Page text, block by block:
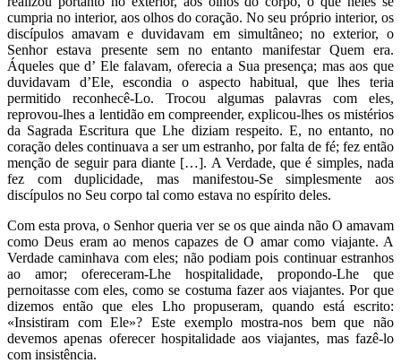
cumpria no interior, aos olhos do coração. No seu próprio interior, os
discípulos amavam e duvidavam em simultâneo; no exterior, o
Senhor estava presente sem no entanto manifestar Quem era.
Áqueles que d’ Ele falavam, oferecia a Sua presença; mas aos que
duvidavam d’Ele, escondia o aspecto habitual, que lhes teria
permitido reconhecê-Lo. Trocou algumas palavras com eles,
reprovou-lhes a lentidão em compreender, explicou-lhes os mistérios
da Sagrada Escritura que Lhe diziam respeito. E, no entanto, no
coração deles continuava a ser um estranho, por falta de fé; fez então
menção de seguir para diante […]. A Verdade, que é simples, nada
fez com duplicidade, mas manifestou-Se simplesmente aos
discípulos no Seu corpo tal como estava no espírito deles.
Com esta prova, o Senhor queria ver se os que ainda não O amavam
como Deus eram ao menos capazes de O amar como viajante. A
Verdade caminhava com eles; não podiam pois continuar estranhos
ao amor; ofereceram-Lhe hospitalidade, propondo-Lhe que
pernoitasse com eles, como se costuma fazer aos viajantes. Por que
dizemos então que eles Lho propuseram, quando está escrito:
«Insistiram com Ele»? Este exemplo mostra-nos bem que não
devemos apenas oferecer hospitalidade aos viajantes, mas fazê-lo
com insistência.